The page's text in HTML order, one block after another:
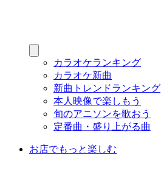
カラオケランキング
カラオケ新曲
新曲トレンドランキング
本人映像で楽しもう
旬のアニソンを歌おう
定番曲・盛り上がる曲
お店でもっと楽しむ